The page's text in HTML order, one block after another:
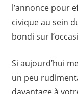
l’annonce pour
civique au sein
bondi sur
Si aujourd’hui
un peu